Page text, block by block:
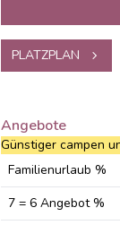
PLATZPLAN
Angebote
Günstiger campen
Familienurlaub %
7 = 6 Angebot %